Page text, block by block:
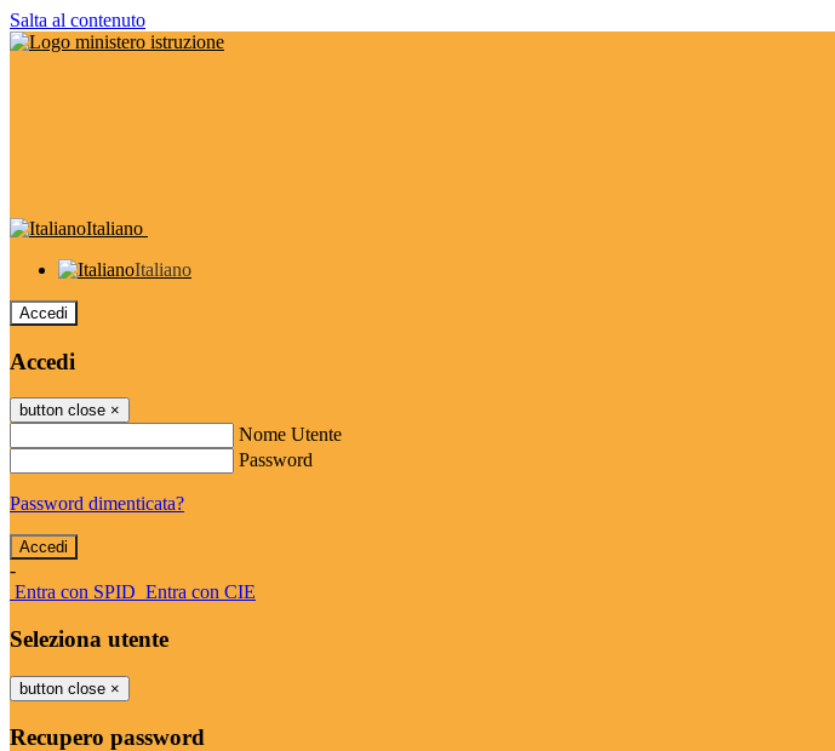
Salta al contenuto
Italiano
Italiano
Accedi
Accedi
button close ×
Nome Utente
Password
Password dimenticata?
-
Entra con SPID Entra con CIE
Seleziona utente
button close ×
Recupero password